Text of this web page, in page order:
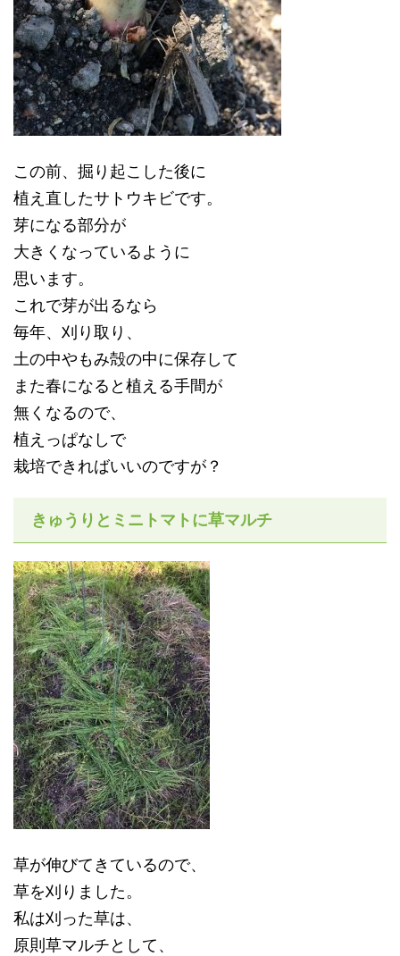
この前、掘り起こした後に
植え直したサトウキビです。
芽になる部分が
大きくなっているように
思います。
これで芽が出るなら
毎年、刈り取り、
土の中やもみ殻の中に保存して
また春になると植える手間が
無くなるので、
植えっぱなしで
栽培できればいいのですが？
きゅうりとミニトマトに草マルチ
草が伸びてきているので、
草を刈りました。
私は刈った草は、
原則草マルチとして、